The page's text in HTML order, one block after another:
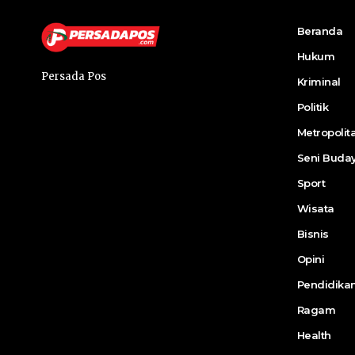
Persada Pos
Beranda
Hukum
Kriminal
Politik
Seni
Sport
Wisata
Bisnis
Opini
Ragam
Health